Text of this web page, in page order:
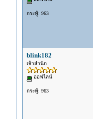
กระทู้: 963
blink182
เจ้าสำนัก
ออฟไลน์
กระทู้: 963